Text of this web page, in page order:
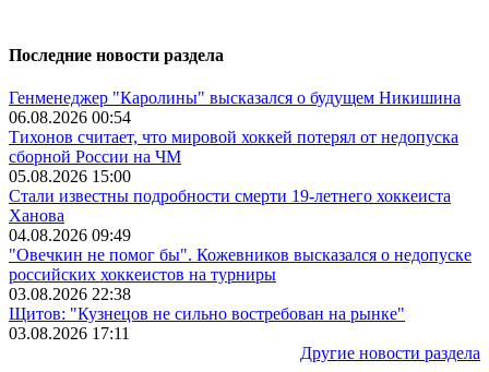
Последние новости раздела
Генменеджер "Каролины" высказался о будущем Никишина
06.08.2026 00:54
Тихонов считает, что мировой хоккей потерял от недопуска
сборной России на ЧМ
05.08.2026 15:00
Стали известны подробности смерти 19-летнего хоккеиста
Ханова
04.08.2026 09:49
"Овечкин не помог бы". Кожевников высказался о недопуске
российских хоккеистов на турниры
03.08.2026 22:38
Щитов: "Кузнецов не сильно востребован на рынке"
03.08.2026 17:11
Другие новости раздела